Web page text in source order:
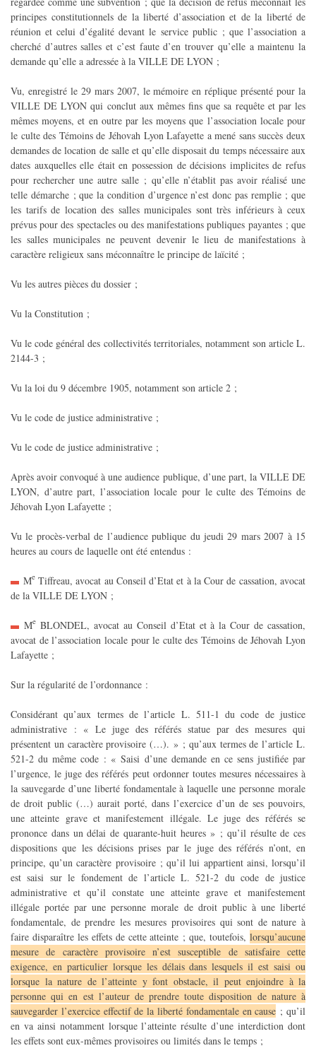
principes constitutionnels de la liberté d’association et de la liberté de
réunion et celui d’égalité devant le service public ; que l’association a
cherché d’autres salles et c’est faute d’en trouver qu’elle a maintenu la
demande qu’elle a adressée à la VILLE DE LYON ;
Vu, enregistré le 29 mars 2007, le mémoire en réplique présenté pour la
VILLE DE LYON qui conclut aux mêmes fins que sa requête et par les
mêmes moyens, et en outre par les moyens que l’association locale pour
le culte des Témoins de Jéhovah Lyon Lafayette a mené sans succès deux
demandes de location de salle et qu’elle disposait du temps nécessaire aux
dates auxquelles elle était en possession de décisions implicites de refus
pour rechercher une autre salle ; qu’elle n’établit pas avoir réalisé une
telle démarche ; que la condition d’urgence n’est donc pas remplie ; que
les tarifs de location des salles municipales sont très inférieurs à ceux
prévus pour des spectacles ou des manifestations publiques payantes ; que
les salles municipales ne peuvent devenir le lieu de manifestations à
caractère religieux sans méconnaître le principe de laïcité ;
Vu les autres pièces du dossier ;
Vu la Constitution ;
Vu le code général des collectivités territoriales, notamment son article L.
2144-3 ;
Vu la loi du 9 décembre 1905, notamment son article 2 ;
Vu le code de justice administrative ;
Vu le code de justice administrative ;
Après avoir convoqué à une audience publique, d’une part, la VILLE DE
LYON, d’autre part, l’association locale pour le culte des Témoins de
Jéhovah Lyon Lafayette ;
Vu le procès-verbal de l’audience publique du jeudi 29 mars 2007 à 15
heures au cours de laquelle ont été entendus :
MeTiffreau, avocat au Conseil d’Etat et à la Cour de cassation, avocat
de la VILLE DE LYON ;
Me BLONDEL, avocat au Conseil d’Etat et à la Cour de cassation,
avocat de l’association locale pour le culte des Témoins de Jéhovah Lyon
Lafayette ;
Sur la régularité de l’ordonnance :
Considérant qu’aux termes de l’article L. 511-1 du code de justice
administrative : « Le juge des référés statue par des mesures qui
présentent un caractère provisoire (…). » ; qu’aux termes de l’article L.
521-2 du même code : « Saisi d’une demande en ce sens justifiée par
l’urgence, le juge des référés peut ordonner toutes mesures nécessaires à
la sauvegarde d’une liberté fondamentale à laquelle une personne morale
de droit public (…) aurait porté, dans l’exercice d’un de ses pouvoirs,
une atteinte grave et manifestement illégale. Le juge des référés se
prononce dans un délai de quarante-huit heures » ; qu’il résulte de ces
dispositions que les décisions prises par le juge des référés n’ont, en
principe, qu’un caractère provisoire ; qu’il lui appartient ainsi, lorsqu’il
est saisi sur le fondement de l’article L. 521-2 du code de justice
administrative et qu’il constate une atteinte grave et manifestement
illégale portée par une personne morale de droit public à une liberté
fondamentale, de prendre les mesures provisoires qui sont de nature à
faire disparaître les effets de cette atteinte ; que, toutefois, lorsqu’aucune
mesure de caractère provisoire n’est susceptible de satisfaire cette
exigence, en particulier lorsque les délais dans lesquels il est saisi ou
lorsque la nature de l’atteinte y font obstacle, il peut enjoindre à la
personne qui en est l’auteur de prendre toute disposition de nature à
sauvegarder l’exercice effectif de la liberté fondamentale en cause ; qu’il
en va ainsi notamment lorsque l’atteinte résulte d’une interdiction dont
les effets sont eux-mêmes provisoires ou limités dans le temps ;